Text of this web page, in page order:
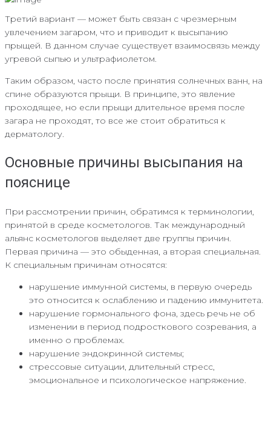
Третий вариант — может быть связан с чрезмерным
увлечением загаром, что и приводит к высыпанию
прыщей. В данном случае существует взаимосвязь между
угревой сыпью и ультрафиолетом.
Таким образом, часто после принятия солнечных ванн, на
спине образуются прыщи. В принципе, это явление
проходящее, но если прыщи длительное время после
загара не проходят, то все же стоит обратиться к
дерматологу.
Основные причины высыпания на
пояснице
При рассмотрении причин, обратимся к терминологии,
принятой в среде косметологов. Так международный
альянс косметологов выделяет две группы причин.
Первая причина — это обыденная, а вторая специальная.
К специальным причинам относятся:
нарушение иммунной системы, в первую очередь
это относится к ослаблению и падению иммунитета.
нарушение гормонального фона, здесь речь не об
изменении в период подросткового созревания, а
именно о проблемах.
нарушение эндокринной системы;
стрессовые ситуации, длительный стресс,
эмоциональное и психологическое напряжение.